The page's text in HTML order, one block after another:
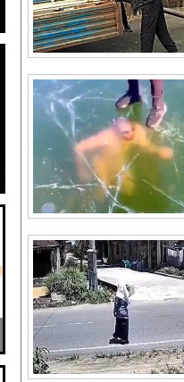
【にじさんじ】 委員長、ゲリ
低迷しても上位に戻ってこら
【学マス】AIライザに対抗して
｢こんなまずい物よく作れるな
【NBA】NBA2K27 ペリメー
【rurudo氏イラスト】グッス
【動画】高速道路をバックし
【動画】両方馬鹿（笑）ミニ
竹﨑由佳アナ ピタパンのお尻
欧州「日本だけ反則だろ…」 世
台湾への140億ドル規模の武
メタルバンドが日本から死滅
コメ高値掴みの損切り加速ｗ
【画像】おまえらくんの机が
【画像】この女優さん、可愛す